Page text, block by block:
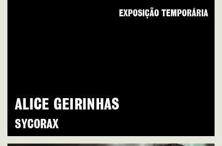
ALICE GEIRINHAS
SYCORAX
EXPOSIÇÃO TEMPORÁRIA